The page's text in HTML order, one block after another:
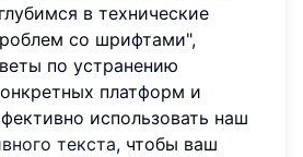
в технические
со шрифтами",
по устранению
платформ и
использовать наш
текста, чтобы ваш